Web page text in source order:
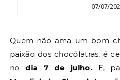
07/07/
Quem não ama um bom chocolate? A guloseima,
paixão dos chocólatras, é
no dia 7 de julho.E,